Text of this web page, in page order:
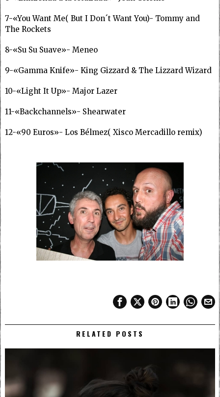
7-«You Want Me( But I Don´t Want You)- Tommy and
The Rockets
8-«Su Su Suave»- Meneo
9-«Gamma Knife»- King Gizzard & The Lizzard Wizard
10-«Light It Up»- Major Lazer
11-«Backchannels»- Shearwater
12-«90 Euros»- Los Bélmez( Xisco Mercadillo remix)
RELATED POSTS